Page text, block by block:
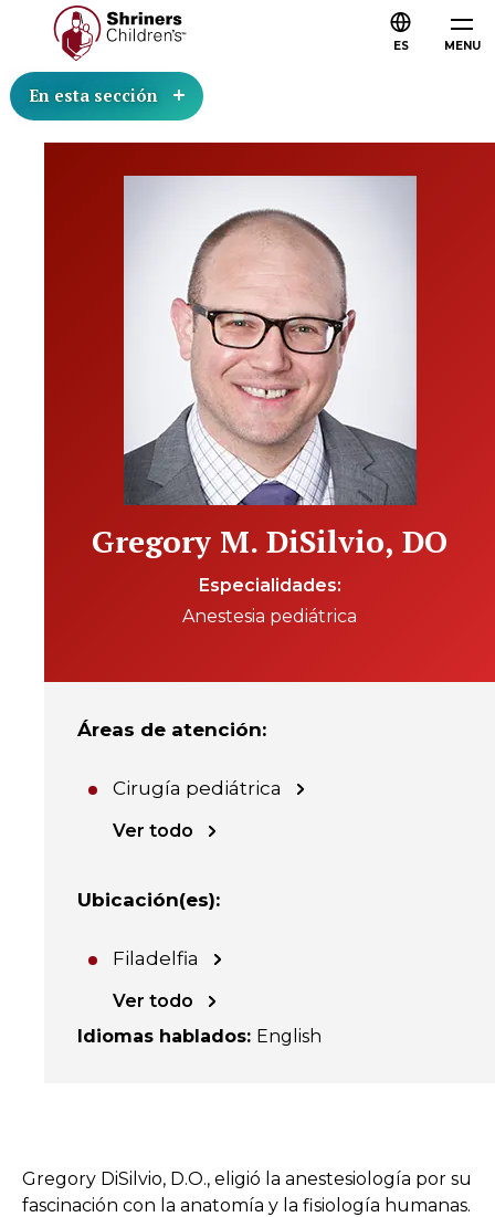
MENU
ES
En esta sección
Gregory M. DiSilvio, DO
Especialidades
Anestesia pediátrica
Áreas de atención:
Cirugía pediátrica
Ver todo
Ubicación(es):
Filadelfia
Ver todo
Idiomas hablados: English
Gregory DiSilvio, D.O., eligió la anestesiología por su
fascinación con la anatomía y la fisiología humanas.